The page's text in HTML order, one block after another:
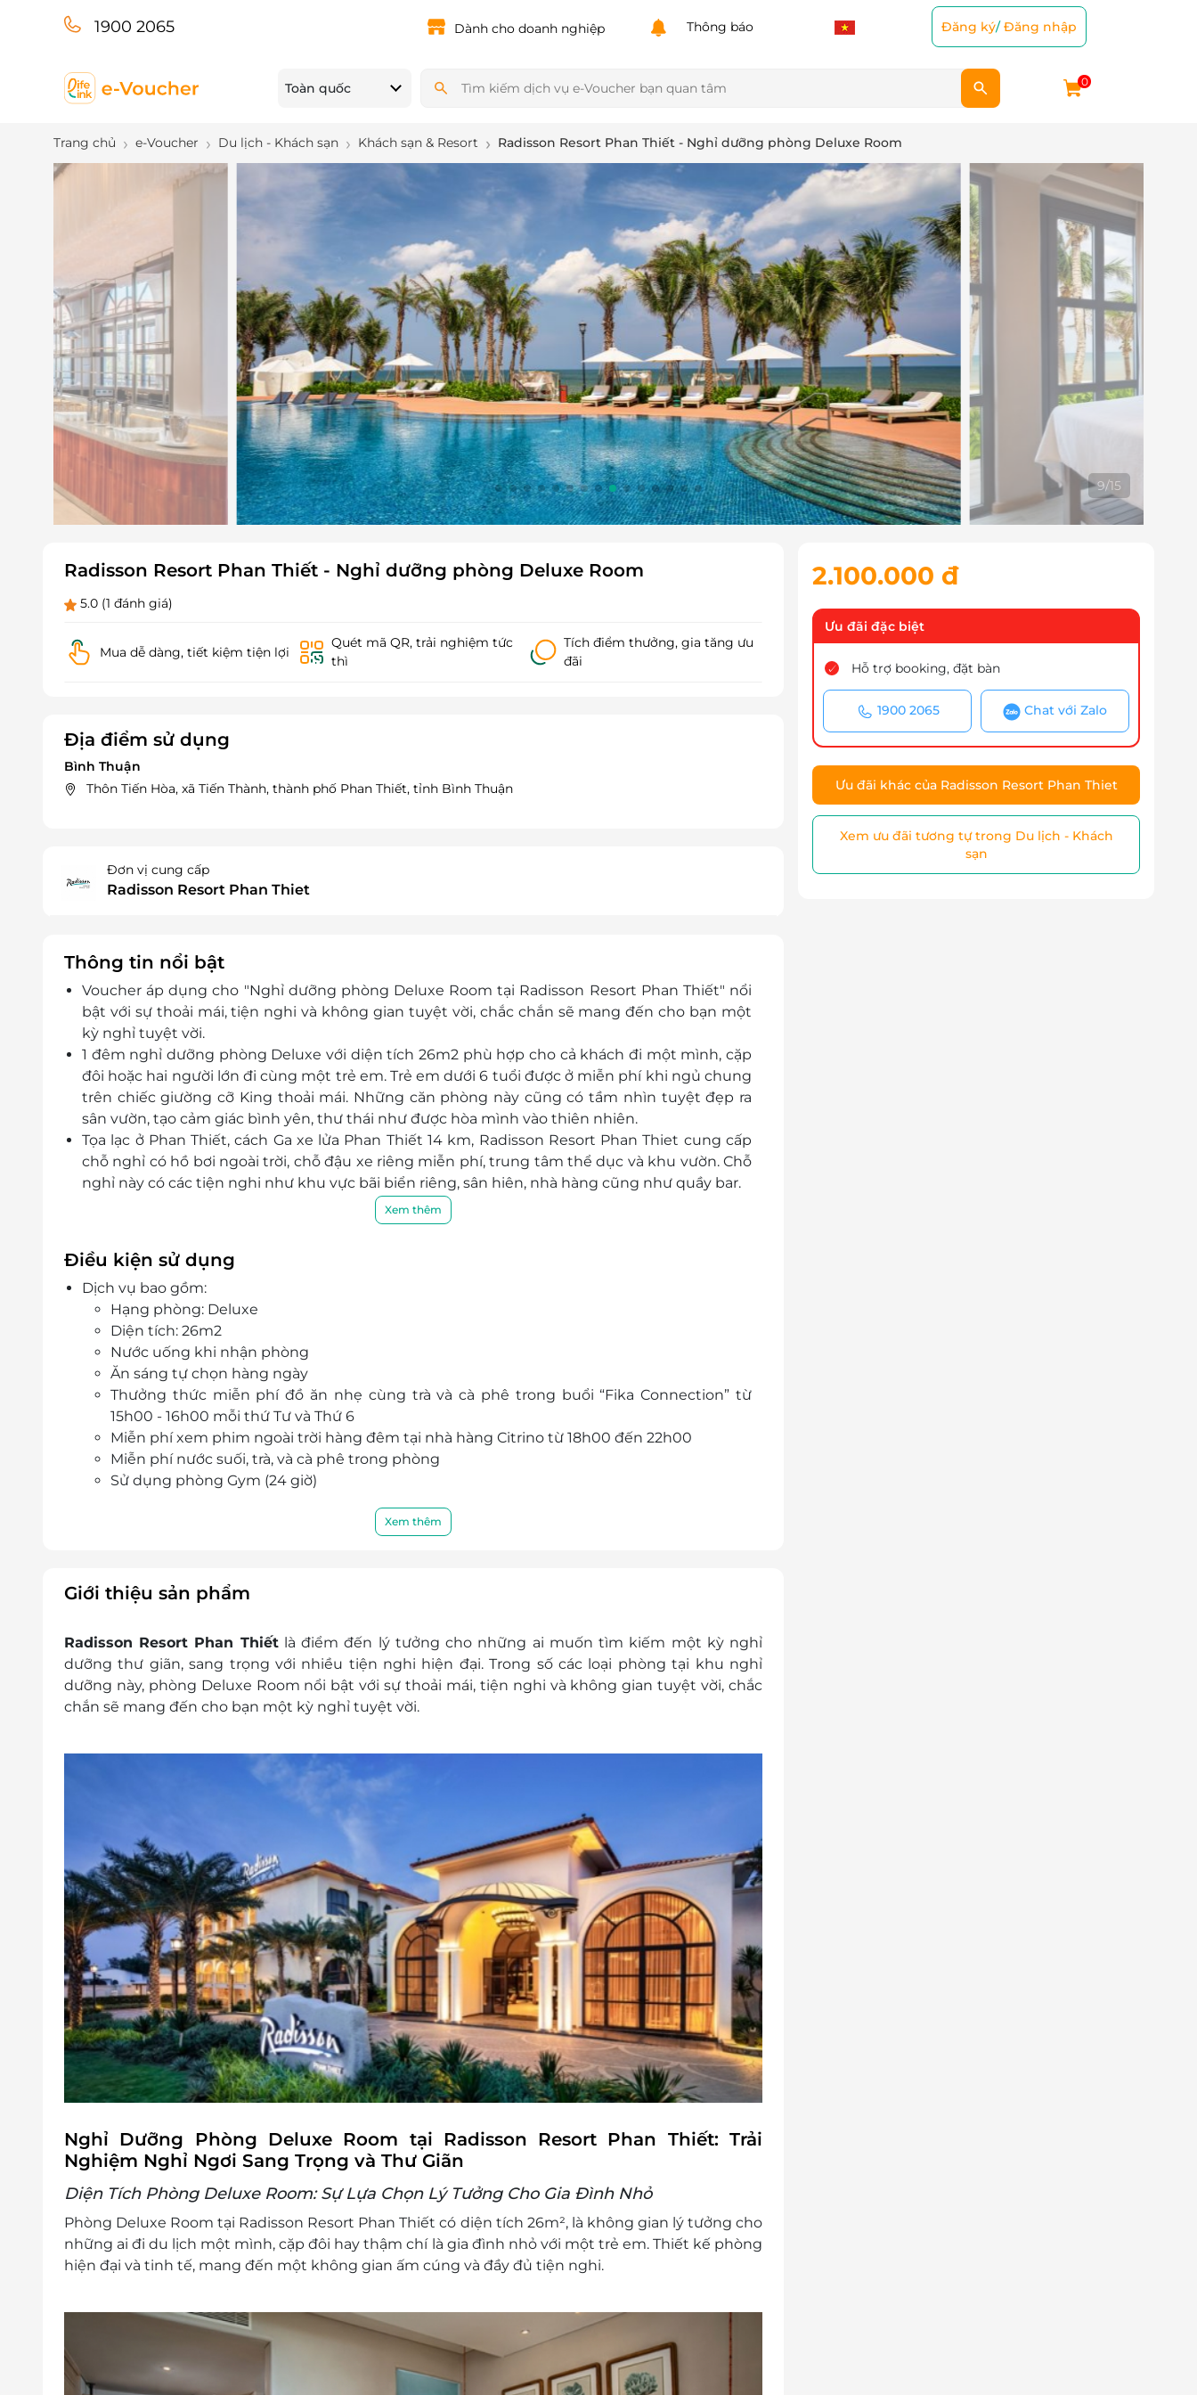
1900 2065 Dành cho doanh nghiệp Thông báo Đăng ký/Đăng nhập
Toàn quốc 0
Trang chủ e-Voucher Du lịch - Khách sạn Khách sạn & Resort Radisson Resort Phan Thiết - Nghỉ dưỡng phòng Deluxe Room
9/15
Radisson Resort Phan Thiết - Nghỉ dưỡng phòng Deluxe Room
5.0 (1 đánh giá)
Mua dễ dàng, tiết kiệm tiện lợi
Quét mã QR, trải nghiệm tức
thì
Tích điểm thưởng, gia tăng ưu
đãi
Địa điểm sử dụng
Bình Thuận
Thôn Tiến Hòa, xã Tiến Thành, thành phố Phan Thiết, tỉnh Bình Thuận
Đơn vị cung cấp
Radisson Resort Phan Thiet
Thông tin nổi bật
Voucher áp dụng cho "Nghỉ dưỡng phòng Deluxe Room tại Radisson Resort Phan Thiết" nổi
bật với sự thoải mái, tiện nghi và không gian tuyệt vời, chắc chắn sẽ mang đến cho bạn một
kỳ nghỉ tuyệt vời.
1 đêm nghỉ dưỡng phòng Deluxe với diện tích 26m2 phù hợp cho cả khách đi một mình, cặp
đôi hoặc hai người lớn đi cùng một trẻ em. Trẻ em dưới 6 tuổi được ở miễn phí khi ngủ chung
trên chiếc giường cỡ King thoải mái. Những căn phòng này cũng có tầm nhìn tuyệt đẹp ra
sân vườn, tạo cảm giác bình yên, thư thái như được hòa mình vào thiên nhiên.
Tọa lạc ở Phan Thiết, cách Ga xe lửa Phan Thiết 14 km, Radisson Resort Phan Thiet cung cấp
chỗ nghỉ có hồ bơi ngoài trời, chỗ đậu xe riêng miễn phí, trung tâm thể dục và khu vườn. Chỗ
nghỉ này có các tiện nghi như khu vực bãi biển riêng, sân hiên, nhà hàng cũng như quầy bar.
Khách sạn cung cấp lễ tân 24/24, dịch vụ đưa đón, dịch vụ phòng và Wi-Fi miễn phí.
Xem thêm
Điều kiện sử dụng
Dịch vụ bao gồm:
Hạng phòng: Deluxe
Diện tích: 26m2
Nước uống khi nhận phòng
Ăn sáng tự chọn hàng ngày
Thưởng thức miễn phí đồ ăn nhẹ cùng trà và cà phê trong buổi “Fika Connection” từ
15h00 - 16h00 mỗi thứ Tư và Thứ 6
Miễn phí xem phim ngoài trời hàng đêm tại nhà hàng Citrino từ 18h00 đến 22h00
Miễn phí nước suối, trà, và cà phê trong phòng
Sử dụng phòng Gym (24 giờ)
Sử dụng Hồ bơi từ 6h00 đến 20h00 hàng ngày
Chi phí không được nếu trong chương trình
Chi phí di chuyển tới khách sạn,….
Trẻ em dưới 6 tuổi có bao gồm ăn sáng và nằm chung với bố mẹ miễn phí
Trẻ em (từ 6 tuổi - 11 tuổi) đã bao gồm ăn sáng và không có giường phụ phụ thu 215.000
VNĐ/bé
Trẻ em (từ 6 tuổi - 11 tuổi) đã bao gồm ăn sáng và có giường phụ: phụ thu 450.000
Người lớn (từ 12 tuổi trở lên) đã bao gồm ăn sáng và có giường phụ: phụ thu 935.000
Hotline đặt tour & tư vấn (9h00-20h00): 1900 2065 / 0387 881 956
Văn phòng HCM: 028 6680 8757 / 0387 881 956
Liên hệ cho LifeLink để kiểm tra tình trạng phòng trống trước khi mua dịch vụ và nhận
mức giá ưu đãi nhất
Phụ thu:
Giá áp dụng thứ 2 - thứ 4
Thứ 5 & Chủ Nhật phụ thu: 100.000 VNĐ/phòng/đêm
Thứ 6 & thứ 7 phụ thu 600.000 VNĐ/phòng/đêm
Giá áp dụng hết 31/12/2024 sau giai đoạn trên khách hàng liên hệ để nhận được mức ưu
đãi nhất
Quy định nhận trả phòng:
Giờ nhận phòng: 14h00
Giờ trả phòng: 12h00
Điều kiện khác:
Một khách hàng được mua nhiều E-Voucher/E-Coupon
E-Voucher/E-Coupon không có giá trị quy đổi thành tiền mặt, không trả lại tiền thừa
Không áp dụng đồng thời với chương trình khuyến mại khác.
Xem thêm
Giới thiệu sản phẩm
Radisson Resort Phan Thiếtlà điểm đến lý tưởng cho những ai muốn tìm kiếm một kỳ nghỉ
dưỡng thư giãn, sang trọng với nhiều tiện nghi hiện đại. Trong số các loại phòng tại khu nghỉ
dưỡng này, phòng Deluxe Room nổi bật với sự thoải mái, tiện nghi và không gian tuyệt vời, chắc
chắn sẽ mang đến cho bạn một kỳ nghỉ tuyệt vời.
Nghỉ Dưỡng Phòng Deluxe Room tại Radisson Resort Phan Thiết: Trải
Nghiệm Nghỉ Ngơi Sang Trọng và Thư Giãn
Diện Tích Phòng Deluxe Room: Sự Lựa Chọn Lý Tưởng Cho Gia Đình Nhỏ
Phòng Deluxe Room tại Radisson Resort Phan Thiết có diện tích 26m², là không gian lý tưởng cho
những ai đi du lịch một mình, cặp đôi hay thậm chí là gia đình nhỏ với một trẻ em. Thiết kế phòng
hiện đại và tinh tế, mang đến một không gian ấm cúng và đầy đủ tiện nghi.
2.100.000 đ
Ưu đãi đặc biệt
Hỗ trợ booking, đặt bàn
1900 2065 Chat với Zalo
Ưu đãi khác của Radisson Resort Phan Thiet
Xem ưu đãi tương tự trong Du lịch - Khách
sạn